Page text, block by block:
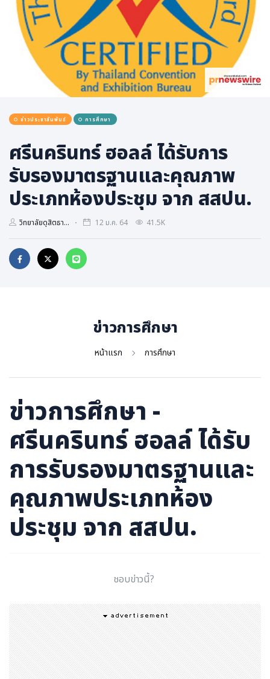
เอไอ
การศึกษา
ศิลปะ, วัฒนธรรม
ศาสนา
การเมือง
ธุรกิจ, สังคม
เศรษฐกิจ, การเงิน
พลังงาน, สิ่งแวดล้อม
ยานยนต์
ขนส่ง
กิจกรรม
ข่าวประชาสัมพันธ์ การศึกษา
ศรีนครินทร์ ฮอลล์ ได้รับการ
รับรองมาตรฐานและคุณภาพ
ประเภทห้องประชุม จาก สสปน.
วิทยาลัยดุสิตธา... 12 ม.ค. 64 41.5K
ข่าวการศึกษา
หน้าแรก การศึกษา
ข่าวการศึกษา -
ศรีนครินทร์ ฮอลล์ ได้รับ
การรับรองมาตรฐานและ
คุณภาพประเภทห้อง
ประชุม จาก สสปน.
ชอบข่าวนี้?